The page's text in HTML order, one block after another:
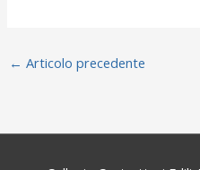
← Articolo precedente